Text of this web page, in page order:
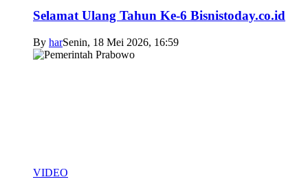
Selamat Ulang Tahun Ke-6 Bisnistoday.co.id
By harSenin, 18 Mei 2026, 16:59
VIDEO